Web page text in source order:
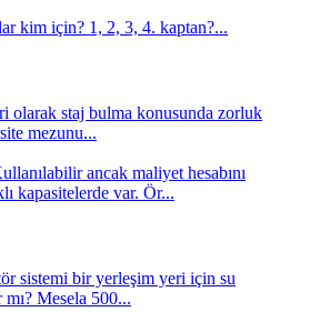
kim için? 1, 2, 3, 4. kaptan?...
olarak staj bulma konusunda zorluk
mezunu...
ancak maliyet hesabını
kapasitelerde var. Ör...
sistemi bir yerleşim yeri için su
mı? Mesela 500...